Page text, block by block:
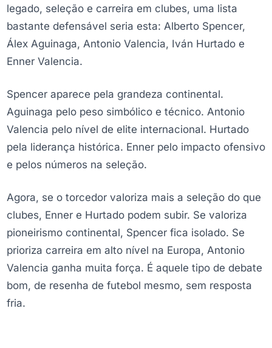
legado, seleção e carreira em clubes, uma lista
bastante defensável seria esta: Alberto Spencer,
Álex Aguinaga, Antonio Valencia, Iván Hurtado e
Enner Valencia.
Spencer aparece pela grandeza continental.
Aguinaga pelo peso simbólico e técnico. Antonio
Valencia pelo nível de elite internacional. Hurtado
pela liderança histórica. Enner pelo impacto ofensivo
e pelos números na seleção.
Agora, se o torcedor valoriza mais a seleção do que
clubes, Enner e Hurtado podem subir. Se valoriza
pioneirismo continental, Spencer fica isolado. Se
prioriza carreira em alto nível na Europa, Antonio
Valencia ganha muita força. É aquele tipo de debate
bom, de resenha de futebol mesmo, sem resposta
fria.